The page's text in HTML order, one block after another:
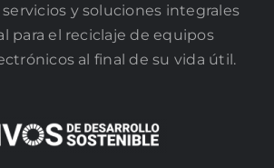
y soluciones integrales
para el reciclaje de equipos
al final de su vida útil.